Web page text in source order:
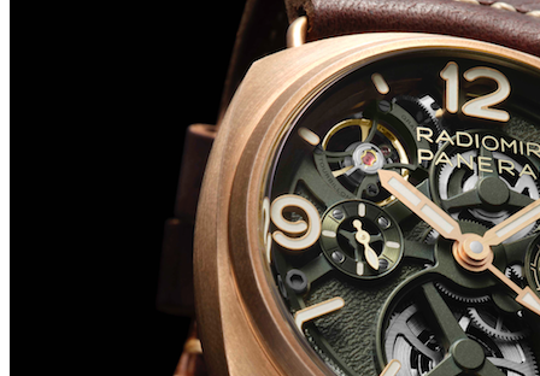
Big Bang Sapphire Sky Blue de Hublot